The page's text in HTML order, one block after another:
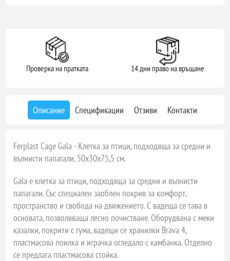
Проверка на пратката 14 дни право на връщане
Описание Спецификации Отзиви Контакти
Ferplast Cage Gala - Клетка за птици, подходяща за средни и
вълнисти папагали, 50х30х75,5 см.
Gala е клетка за птици, подходяща за средни и вълнисти
папагали. Със специален заоблен покрив за комфорт,
пространство и свобода на движението. С вадеща се тава в
основата, позволяваща лесно почистване. Оборудвана с меки
казалки, покрити с гума, вадещи се хранилки Brava 4,
пластмасова поилка и играчка огледало с камбанка. Отделно
се предлага пластмасова стойка.